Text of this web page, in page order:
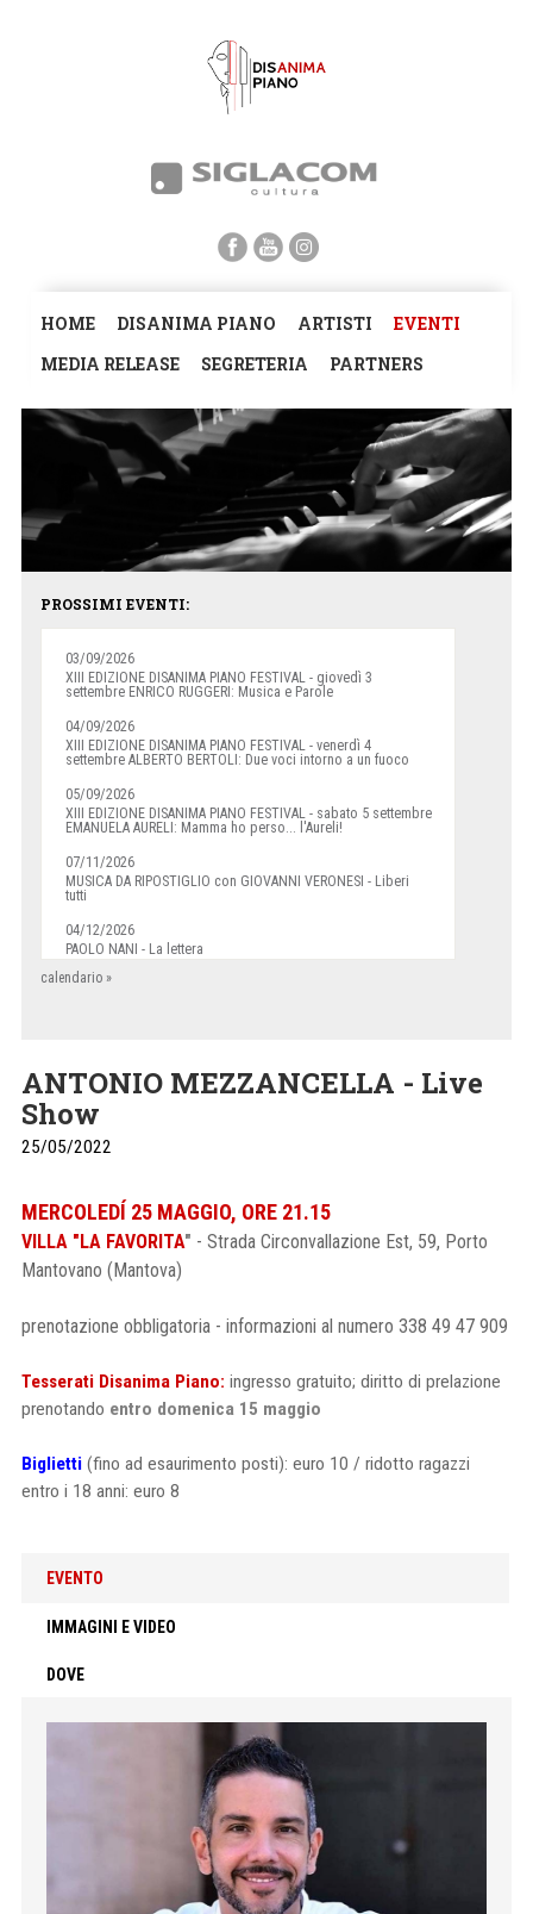
HOME DISANIMA PIANO ARTISTI
EVENTI
MEDIA RELEASE
SEGRETERIA PARTNERS
PROSSIMI EVENTI:
03/09/2026
XIII EDIZIONE DISANIMA PIANO FESTIVAL - giovedì 3
settembre ENRICO RUGGERI: Musica e Parole
04/09/2026
XIII EDIZIONE DISANIMA PIANO FESTIVAL - venerdì 4
settembre ALBERTO BERTOLI: Due voci intorno a un fuoco
05/09/2026
XIII EDIZIONE DISANIMA PIANO FESTIVAL - sabato 5 settembre
EMANUELA AURELI: Mamma ho perso... l'Aureli!
07/11/2026
MUSICA DA RIPOSTIGLIO con GIOVANNI VERONESI - Liberi
tutti
04/12/2026
PAOLO NANI - La lettera
calendario »
ANTONIO MEZZANCELLA - Live
Show
25/05/2022
MERCOLEDÍ 25 MAGGIO, ORE 21.15
VILLA "LA FAVORITA" - Strada Circonvallazione Est, 59, Porto
Mantovano (Mantova)
prenotazione obbligatoria - informazioni al numero 338 49 47 909
Tesserati Disanima Piano: ingresso gratuito; diritto di prelazione
prenotando entro domenica 15 maggio
Biglietti (fino ad esaurimento posti): euro 10 / ridotto ragazzi
entro i 18 anni: euro 8
EVENTO
IMMAGINI E VIDEO
DOVE